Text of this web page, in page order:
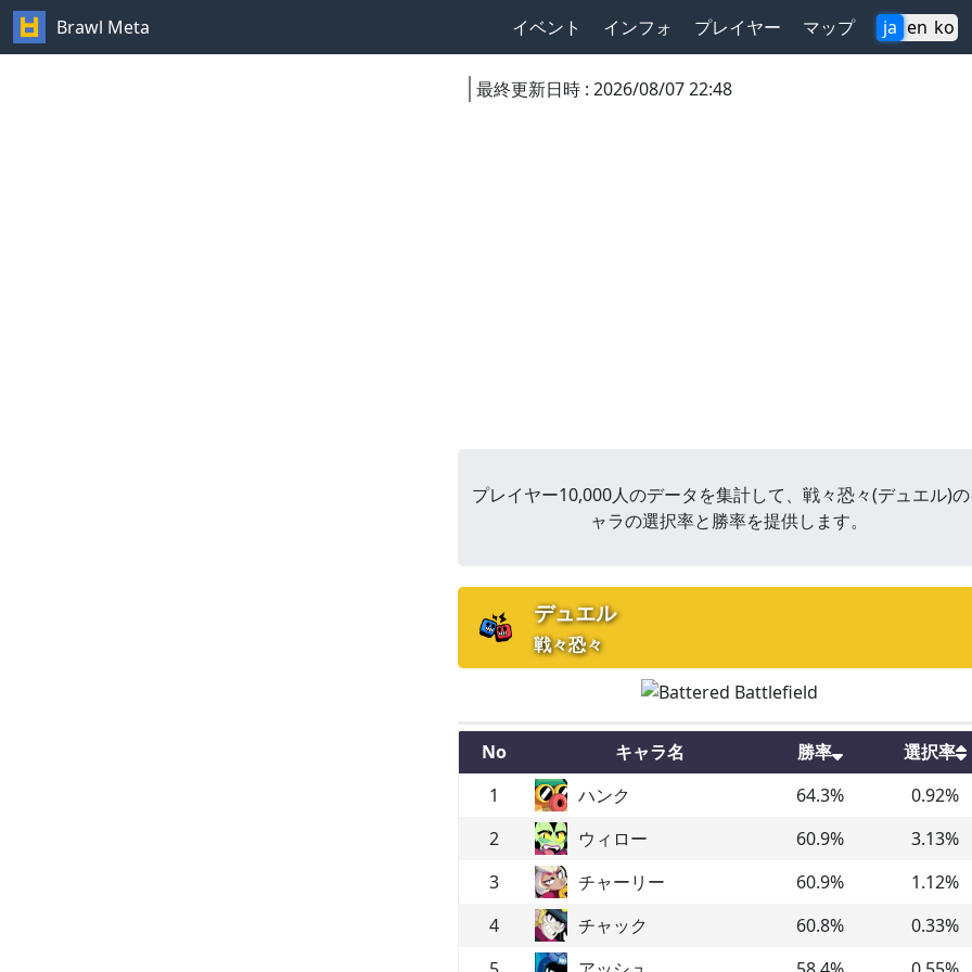
Brawl Meta イベント インフォ プレイヤー マップ ja en ko
最終更新日時 : 2026/08/07 22:48
プレイヤー10,000人のデータを集計して、 戦々恐々(デュエル)
ャラの選択率と勝率を提供します。
デュエル
戦々恐々
No キャラ名 勝率
選択率
1
ハンク 64.3% 0.92%
2
ウィロー 60.9% 3.13%
3
チャーリー 60.9% 1.12%
4
チャック 60.8% 0.33%